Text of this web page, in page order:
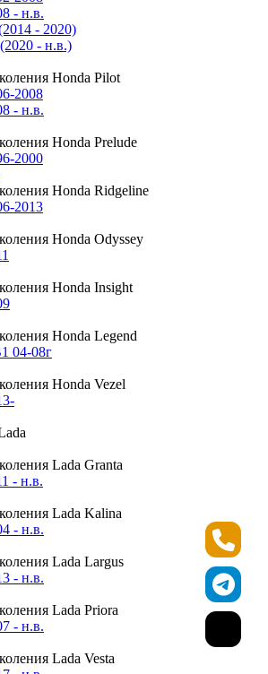
- н.в.
- 2020)
- н.в.)
Honda Pilot
2008
- н.в.
Honda Prelude
2000
Honda Ridgeline
2013
Honda Odyssey
Honda Insight
Honda Legend
04-08г
Honda Vezel
Lada Granta
- н.в.
Lada Kalina
- н.в.
Lada Largus
- н.в.
Lada Priora
- н.в.
Lada Vesta